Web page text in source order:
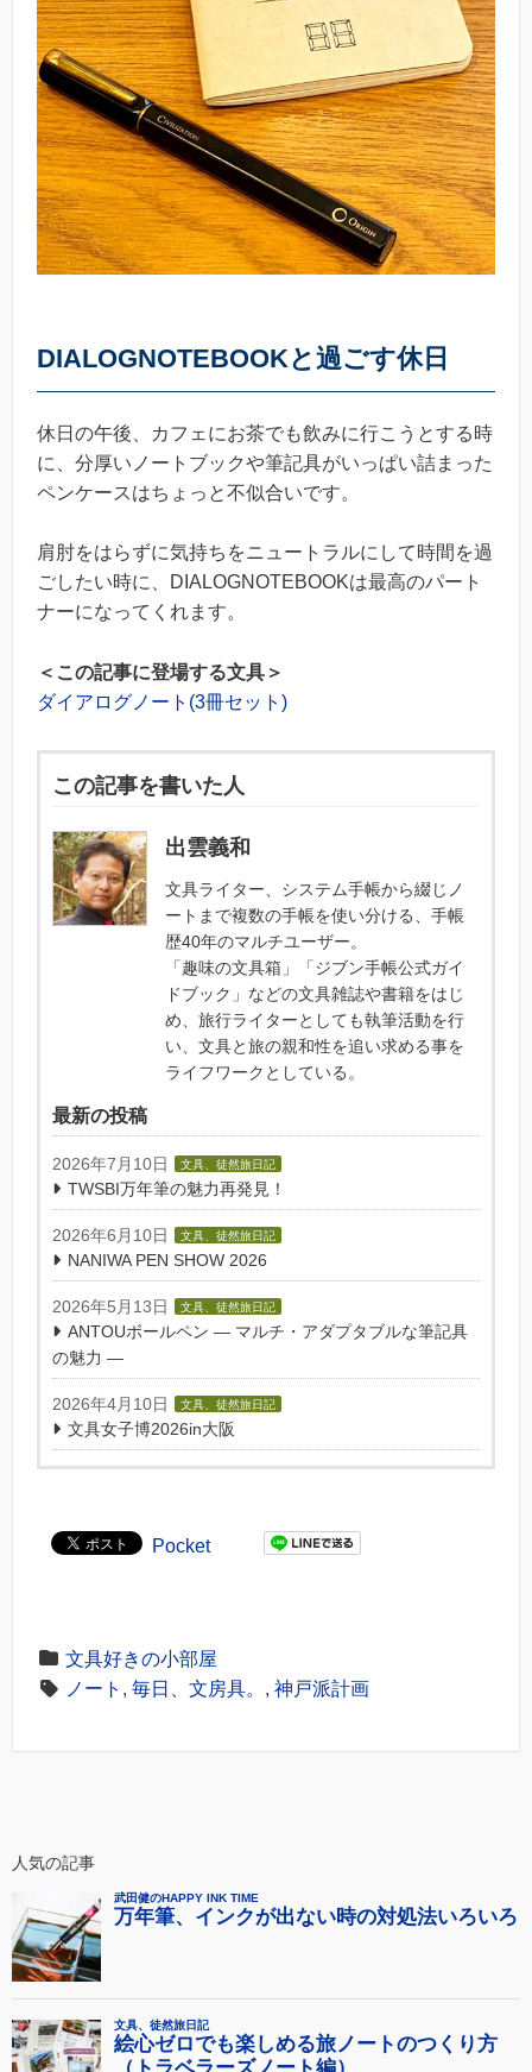
DIALOGNOTEBOOKと過ごす休日
休日の午後、カフェにお茶でも飲みに行こうとする時
に、分厚いノートブックや筆記具がいっぱい詰まった
ペンケースはちょっと不似合いです。
肩肘をはらずに気持ちをニュートラルにして時間を過
ごしたい時に、DIALOGNOTEBOOKは最高のパート
ナーになってくれます。
＜この記事に登場する文具＞
ダイアログノート(3冊セット)
この記事を書いた人
出雲義和
文具ライター、システム手帳から綴じノ
ートまで複数の手帳を使い分ける、手帳
歴40年のマルチユーザー。
「趣味の文具箱」「ジブン手帳公式ガイ
ドブック」などの文具雑誌や書籍をはじ
め、旅行ライターとしても執筆活動を行
い、文具と旅の親和性を追い求める事を
ライフワークとしている。
最新の投稿
2026年7月10日 文具、徒然旅日記
TWSBI万年筆の魅力再発見！
2026年6月10日 文具、徒然旅日記
NANIWA PEN SHOW 2026
2026年5月13日 文具、徒然旅日記
ANTOUボールペン — マルチ・アダプタブルな筆記具
の魅力 —
2026年4月10日 文具、徒然旅日記
文具女子博2026in大阪
Pocket
文具好きの小部屋
ノート , 毎日、文房具。 , 神戸派計画
人気の記事